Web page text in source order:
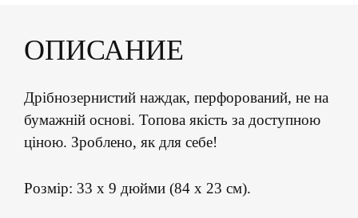
ОПИСАНИЕ
Дрібнозернистий наждак, перфорований, не на
бумажній основі. Топова якість за доступною
ціною. Зроблено, як для себе!
Розмір: 33 х 9 дюйми (84 х 23 см).